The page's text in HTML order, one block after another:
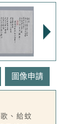
、給蚊